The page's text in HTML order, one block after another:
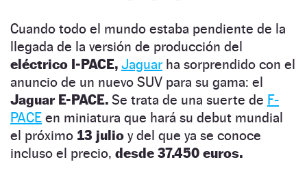
Cuando todo el mundo estaba pendiente de la
llegada de la versión de producción del
eléctrico I-PACE, Jaguar ha sorprendido con el
anuncio de un nuevo SUV para su gama: el
Jaguar E-PACE. Se trata de una suerte de F-
PACE en miniatura que hará su debut mundial
el próximo 13 julio y del que ya se conoce
incluso el precio, desde 37.450 euros.